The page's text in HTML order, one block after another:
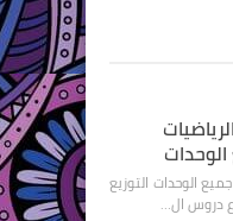
الوحدات التوزيع
دروس ال…